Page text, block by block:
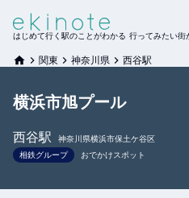
はじめて行く駅のことがわかる 行ってみたい街
関東 神奈川県 西谷駅
横浜市旭プール
西谷駅
神奈川県横浜市保土ケ谷区
相鉄グループ
おでかけスポット